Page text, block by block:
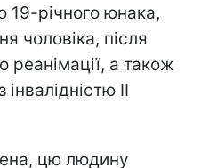
19-річного юнака,
чоловіка, після
реанімації, а також
II
цю людину